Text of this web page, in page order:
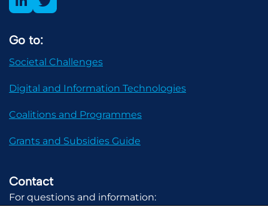
Go to:
Societal Challenges
Digital and Information Technologies
Coalitions and Programmes
Grants and Subsidies Guide
Contact
For questions and information: